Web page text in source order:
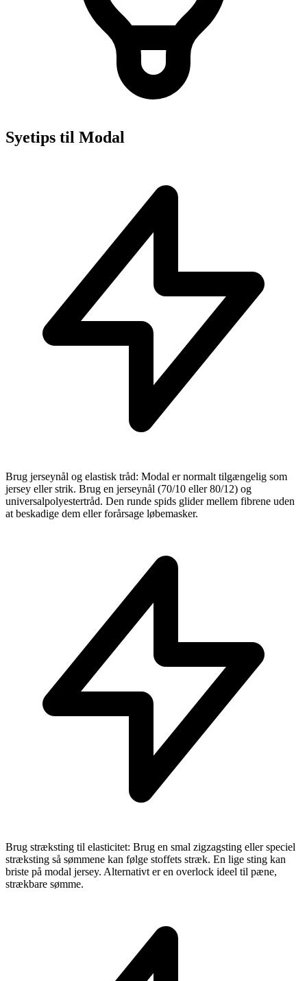
Syetips til Modal
Brug jerseynål og elastisk tråd: Modal er normalt tilgængelig som
jersey eller strik. Brug en jerseynål (70/10 eller 80/12) og
universalpolyestertråd. Den runde spids glider mellem fibrene uden
at beskadige dem eller forårsage løbemasker.
Brug stræksting til elasticitet: Brug en smal zigzagsting eller speciel
stræksting så sømmene kan følge stoffets stræk. En lige sting kan
briste på modal jersey. Alternativt er en overlock ideel til pæne,
strækbare sømme.